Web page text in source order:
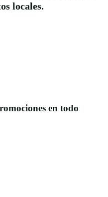
locales.
en todo